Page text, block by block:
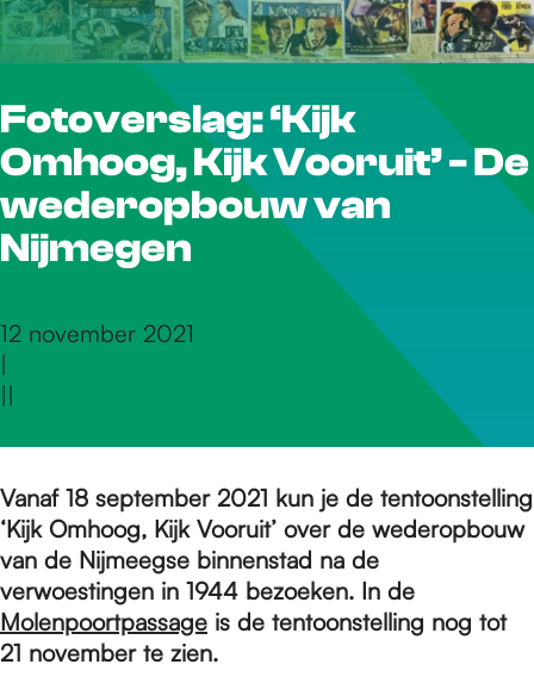
r
d
e
m
e
p
Fotoverslag: ‘Kijk
Omhoog, Kijk Vooruit’ - De
wederopbouw van
Nijmegen
12 november 2021
|
||
Vanaf 18 september 2021 kun je de tentoonstelling
‘Kijk Omhoog, Kijk Vooruit’ over de wederopbouw
van de Nijmeegse binnenstad na de
verwoestingen in 1944 bezoeken. In de
Molenpoortpassage is de tentoonstelling nog tot
21 november te zien.